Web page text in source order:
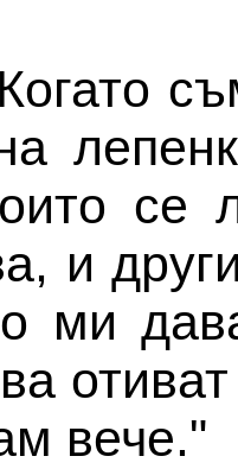
се
и
ми
вече."